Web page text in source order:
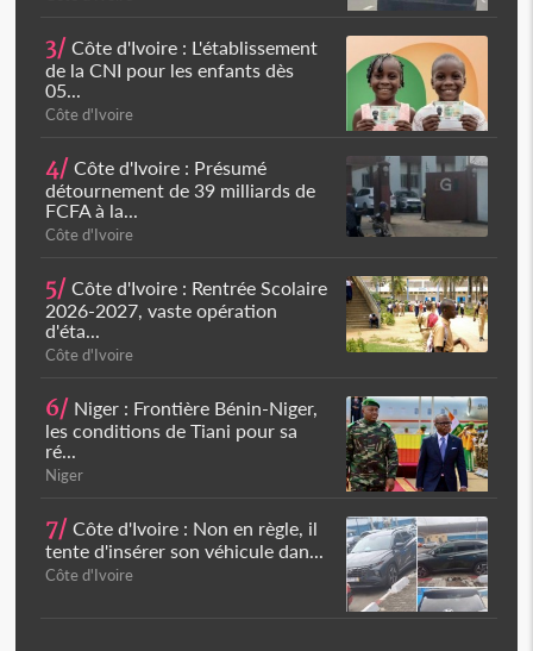
3/ Côte d'Ivoire : L'établissement
de la CNI pour les enfants dès
05...
Côte d'Ivoire
4/ Côte d'Ivoire : Présumé
détournement de 39 milliards de
FCFA à la...
Côte d'Ivoire
5/ Côte d'Ivoire : Rentrée Scolaire
2026-2027, vaste opération
d'éta...
Côte d'Ivoire
6/ Niger : Frontière Bénin-Niger,
les conditions de Tiani pour sa
ré...
Niger
7/ Côte d'Ivoire : Non en règle, il
tente d'insérer son véhicule dan...
Côte d'Ivoire